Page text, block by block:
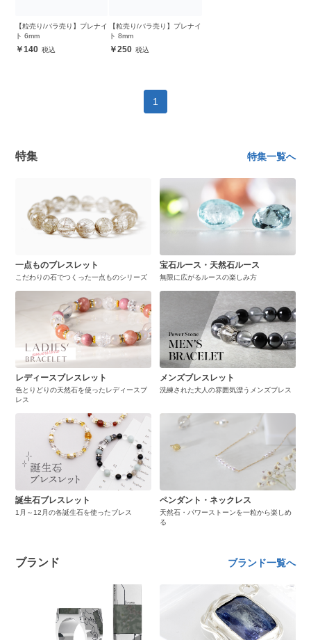
【粒売り/バラ売り】プレナイ
ト 6mm
140
【粒売り/バラ売り】プレナイ
ト 8mm
250
1
特集 特集一覧へ
一点ものブレスレット
こだわりの石でつくった一点ものシリーズ
宝石ルース・天然石ルース
無限に広がるルースの楽しみ方
レディースブレスレット
色とりどりの天然石を使ったレディースブ
レス
メンズブレスレット
洗練された大人の雰囲気漂うメンズブレス
誕生石ブレスレット
1月～12月の各誕生石を使ったブレス
ペンダント・ネックレス
天然石・パワーストーンを一粒から楽しめ
る
ブランド ブランド一覧へ